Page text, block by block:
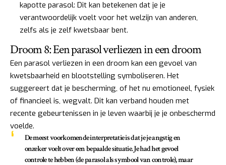
kapotte parasol: Dit kan betekenen dat je je
verantwoordelijk voelt voor het welzijn van anderen,
zelfs als je zelf kwetsbaar bent.
Droom 8: Een parasol verliezen in een droom
Een parasol verliezen in een droom kan een gevoel van
kwetsbaarheid en blootstelling symboliseren. Het
suggereert dat je bescherming, of het nu emotioneel, fysiek
of financieel is, wegvalt. Dit kan verband houden met
recente gebeurtenissen in je leven waarbij je je onbeschermd
voelde.
De meest voorkomende interpretatie is dat je jeangstig en
onzekervoelt over een bepaalde situatie. Je had het gevoel
controle te hebben (de parasol als symbool van controle), maar